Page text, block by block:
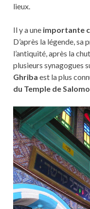
lieux.
Il y a une importante
D’après la légende,
l’antiquité, après la
plusieurs synagogues
Ghriba est la plus
du Temple de